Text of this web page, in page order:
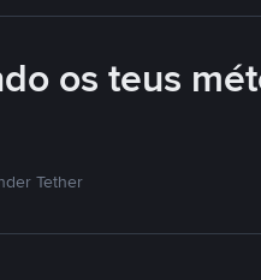
os teus
Tether